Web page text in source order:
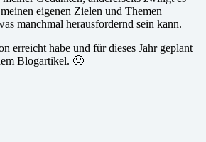
eigenen Zielen und Themen
manchmal herausfordernd sein kann.
erreicht habe und für dieses Jahr geplant
Blogartikel. 🙂